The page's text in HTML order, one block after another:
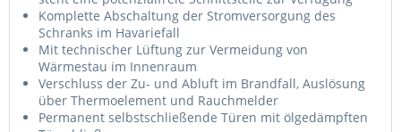
Komplette Abschaltung der Stromversorgung des
Schranks im Havariefall
Mit technischer Lüftung zur Vermeidung von
Wärmestau im Innenraum
Verschluss der Zu- und Abluft im Brandfall, Auslösung
über Thermoelement und Rauchmelder
Permanent selbstschließende Türen mit ölgedämpften